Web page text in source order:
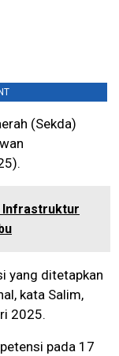
(Sekda)
Infrastruktur
yang ditetapkan
kata Salim,
2025.
pada 17